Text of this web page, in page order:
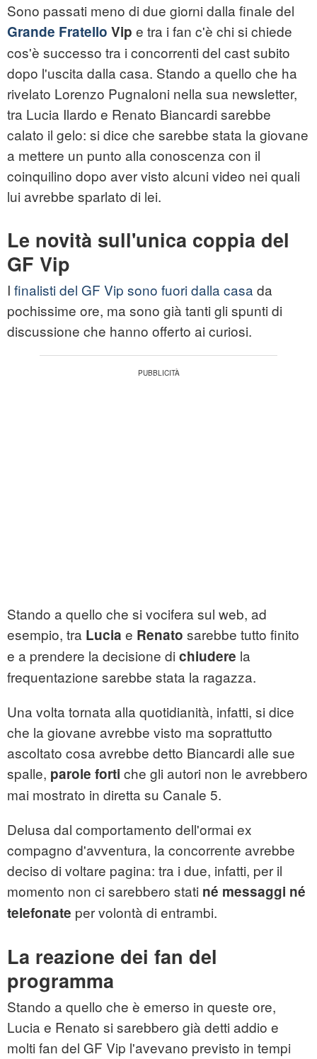
Sono passati meno di due giorni dalla finale del
Grande Fratello Vip e tra i fan c'è chi si chiede
cos'è successo tra i concorrenti del cast subito
dopo l'uscita dalla casa. Stando a quello che ha
rivelato Lorenzo Pugnaloni nella sua newsletter,
tra Lucia Ilardo e Renato Biancardi sarebbe
calato il gelo: si dice che sarebbe stata la giovane
a mettere un punto alla conoscenza con il
coinquilino dopo aver visto alcuni video nei quali
lui avrebbe sparlato di lei.
Le novità sull'unica coppia del
GF Vip
I finalisti del GF Vip sono fuori dalla casa da
pochissime ore, ma sono già tanti gli spunti di
discussione che hanno offerto ai curiosi.
Stando a quello che si vocifera sul web, ad
esempio, tra Lucia e Renato sarebbe tutto finito
e a prendere la decisione di chiudere la
frequentazione sarebbe stata la ragazza.
Una volta tornata alla quotidianità, infatti, si dice
che la giovane avrebbe visto ma soprattutto
ascoltato cosa avrebbe detto Biancardi alle sue
spalle, parole forti che gli autori non le avrebbero
mai mostrato in diretta su Canale 5.
Delusa dal comportamento dell'ormai ex
compagno d'avventura, la concorrente avrebbe
deciso di voltare pagina: tra i due, infatti, per il
momento non ci sarebbero stati né messaggi né
telefonate per volontà di entrambi.
La reazione dei fan del
programma
Stando a quello che è emerso in queste ore,
Lucia e Renato si sarebbero già detti addio e
molti fan del GF Vip l'avevano previsto in tempi